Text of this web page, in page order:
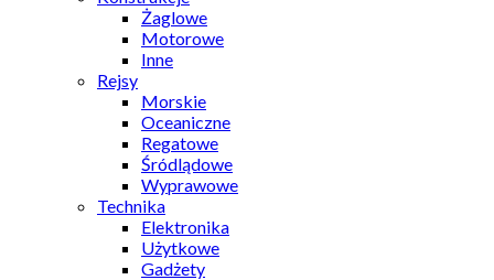
Żaglowe
Motorowe
Inne
Rejsy
Morskie
Oceaniczne
Regatowe
Śródlądowe
Wyprawowe
Technika
Elektronika
Użytkowe
Gadżety